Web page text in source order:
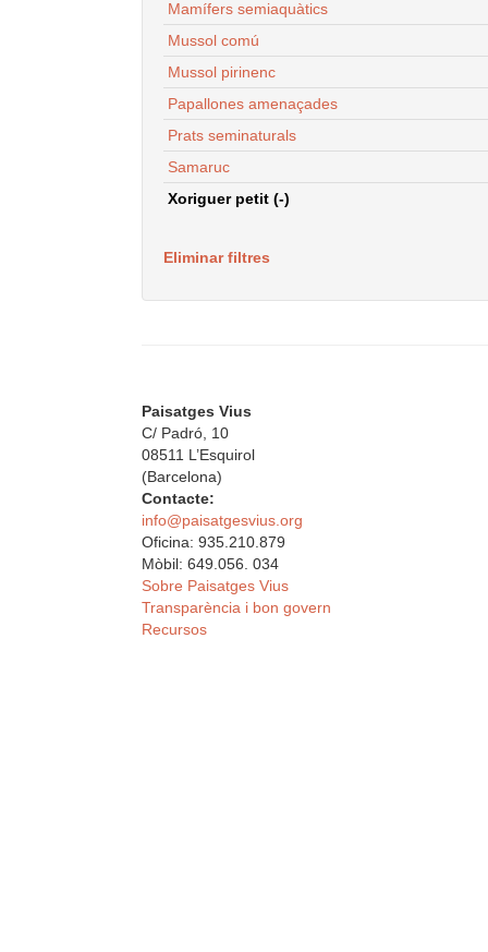
Mamífers semiaquàtics
Mussol comú
Mussol pirinenc
Papallones amenaçades
Prats seminaturals
Samaruc
Xoriguer petit (-)
Eliminar filtres
Paisatges Vius
C/ Padró, 10
08511 L’Esquirol
(Barcelona)
Contacte:
info@paisatgesvius.org
Oficina: 935.210.879
Mòbil: 649.056. 034
Sobre Paisatges Vius
Transparència i bon govern
Recursos